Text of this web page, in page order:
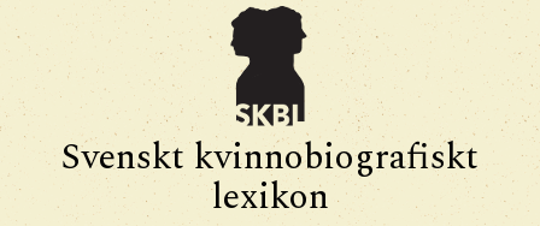
Svenskt kvinnobiografiskt
lexikon